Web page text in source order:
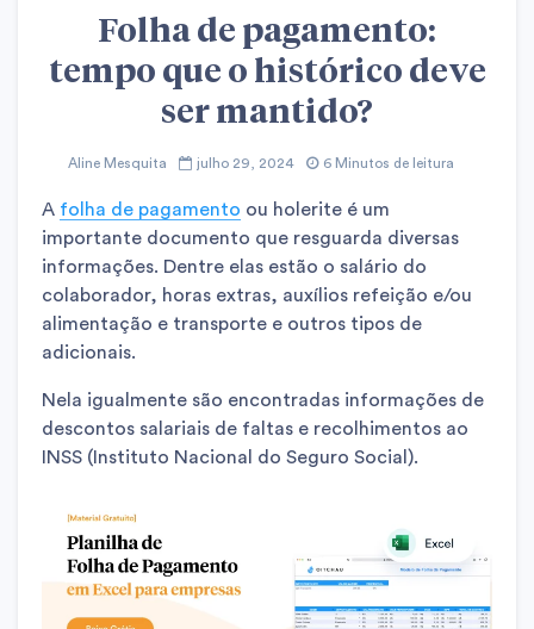
Folha de pagamento:
tempo que o histórico deve
ser mantido?
Aline Mesquita julho 29, 2024 6 Minutos de leitura
A folha de pagamento ou holerite é um
importante documento que resguarda diversas
informações. Dentre elas estão o salário do
colaborador, horas extras, auxílios refeição e/ou
alimentação e transporte e outros tipos de
adicionais.
Nela igualmente são encontradas informações de
descontos salariais de faltas e recolhimentos ao
INSS (Instituto Nacional do Seguro Social).